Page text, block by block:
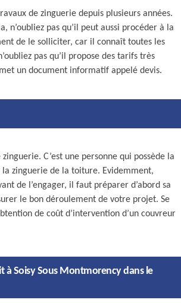
de zinguerie depuis plusieurs années.
n’oubliez pas qu’il peut aussi procéder à la
de le solliciter, car il connaît toutes les
pas qu’il propose des tarifs très
un document informatif appelé devis.
C’est une personne qui possède la
zinguerie de la toiture. Evidemment,
de l’engager, il faut préparer d’abord sa
le bon déroulement de votre projet. Se
de coût d’intervention d’un couvreur
à Soisy Sous Montmorency dans le